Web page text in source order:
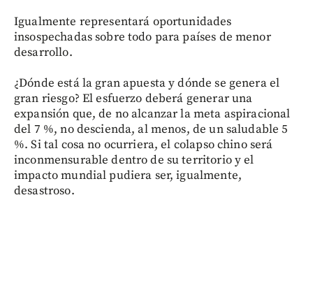
Igualmente representará oportunidades
insospechadas sobre todo para países de menor
desarrollo.
¿Dónde está la gran apuesta y dónde se genera el
gran riesgo? El esfuerzo deberá generar una
expansión que, de no alcanzar la meta aspiracional
del 7 %, no descienda, al menos, de un saludable 5
%. Si tal cosa no ocurriera, el colapso chino será
inconmensurable dentro de su territorio y el
impacto mundial pudiera ser, igualmente,
desastroso.